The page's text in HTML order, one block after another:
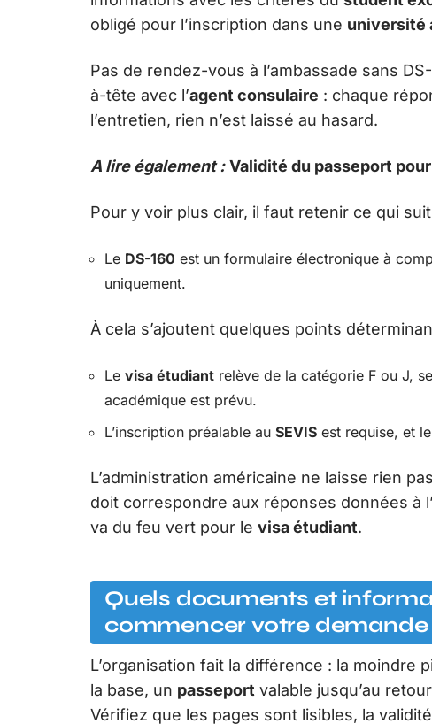
obligé pour l’inscription dans une université
Pas de rendez-vous à l’ambassade sans
à-tête avec l’agent consulaire : chaque
l’entretien, rien n’est laissé au hasard.
A lire également : Validité du passeport
Pour y voir plus clair, il faut retenir ce qui
Le DS-160 est un formulaire électronique à
uniquement.
À cela s’ajoutent quelques points
Le visa étudiant relève de la catégorie F ou J,
académique est prévu.
L’inscription préalable au SEVIS est requise, et
L’administration américaine ne laisse rien
doit correspondre aux réponses données à
va du feu vert pour le visa étudiant.
Quels documents et
commencer votre demande
L’organisation fait la différence : la moindre
la base, un passeport valable jusqu’au
Vérifiez que les pages sont lisibles, la